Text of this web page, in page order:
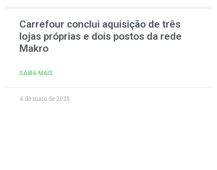
Carrefour conclui aquisição de três
lojas próprias e dois postos da rede
Makro
SAIBA MAIS
4 de maio de 2025